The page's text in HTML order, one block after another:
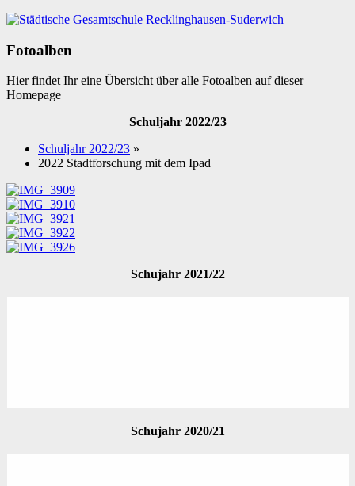
Fotoalben
Hier findet Ihr eine Übersicht über alle Fotoalben auf dieser
Homepage
Schuljahr 2022/23
Schuljahr 2022/23 »
2022 Stadtforschung mit dem Ipad
Schujahr 2021/22
Schujahr 2020/21